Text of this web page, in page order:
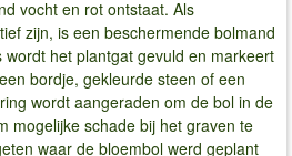
vocht en rot ontstaat. Als
zijn, is een beschermende bolmand
het plantgat gevuld en markeert
bordje, gekleurde steen of een
wordt aangeraden om de bol in de
mogelijke schade bij het graven te
waar de bloembol werd geplant